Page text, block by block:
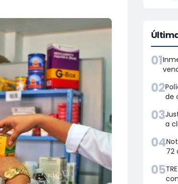
01
02
de
03
a
04
72
05